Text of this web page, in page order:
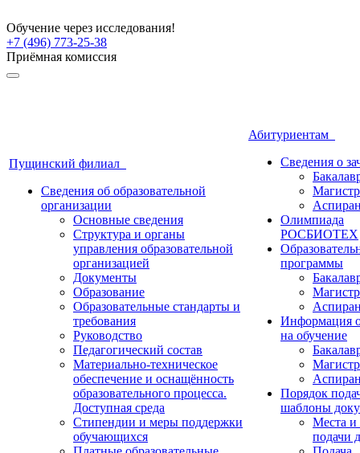
Обучение через исследования!
+7 (496) 773-25-38
Приёмная комиссия
Пущинский филиал
Сведения об образовательной
организации
Основные сведения
Структура и органы
управления образовательной
организацией
Документы
Образование
Образовательные стандарты и
требования
Руководство
Педагогический состав
Материально-техническое
обеспечение и оснащённость
образовательного процесса.
Доступная среда
Стипендии и меры поддержки
обучающихся
Абитуриентам
Сведения о
Олимпиада
РОСБИОТЕХ
программы
Информация
на обучение
Порядок
шаблоны
Места и
подачи